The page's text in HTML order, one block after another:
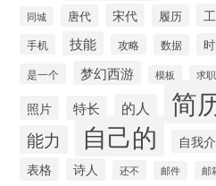
同城 唐代 宋代 履历
手机
技能 攻略 数据
是一个 梦幻西游 模板 求
照片 特长 的人 简
能力 自己的 自我
表格 诗人 还不 邮件 邮